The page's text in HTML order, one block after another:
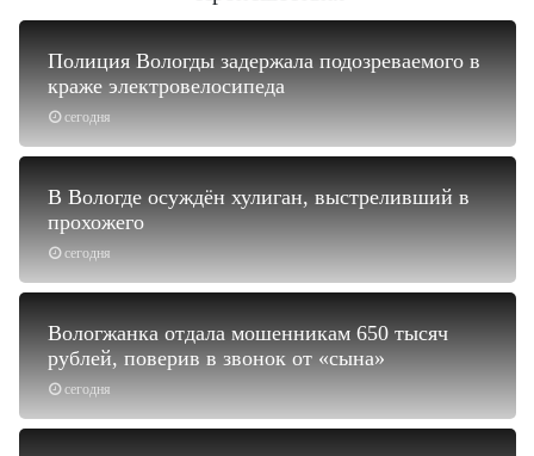
сегодня
Полиция Вологды задержала подозреваемого в
краже электровелосипеда
сегодня
В Вологде осуждён хулиган, выстреливший в
прохожего
сегодня
Вологжанка отдала мошенникам 650 тысяч
рублей, поверив в звонок от «сына»